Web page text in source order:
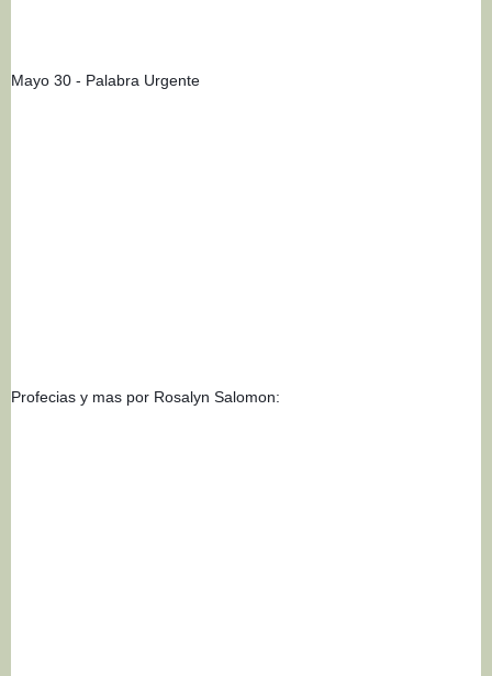
Mayo 30 - Palabra Urgente
Profecias y mas por Rosalyn Salomon: